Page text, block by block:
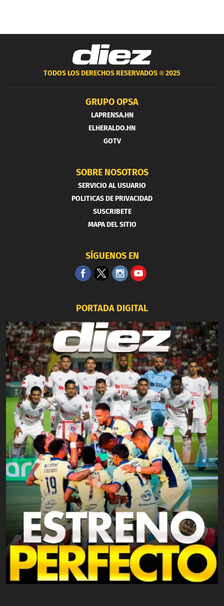
TODOS LOS DERECHOS RESERVADOS ®2025
GRUPO OPSA
LAPRENSA.HN
ELHERALDO.HN
GOTV
SOBRE NOSOTROS
SERVICIO AL USUARIO
POLITICAS DE PRIVACIDAD
SUSCRIBETE
MAPA DEL SITIO
SÍGUENOS EN
PORTADA DIGITAL